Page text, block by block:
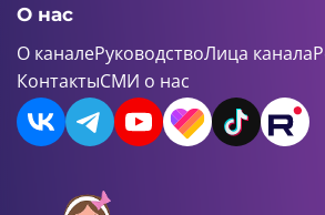
О нас
О каналеРуководствоЛица канала
КонтактыСМИ о нас